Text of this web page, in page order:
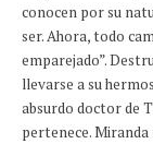
conocen por su
ser. Ahora, todo
emparejado”.
llevarse a su
absurdo doctor de
pertenece. Miranda